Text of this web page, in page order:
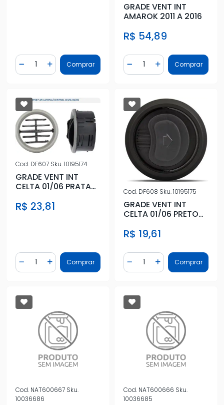
Diminuir Quantidade
Quantidade
Adicionar Quantidade
Comprar
GRADE VENT INT
AMAROK 2011 A 2016
R$ 54,89
Diminuir Quantidade
Quantidade
AdicionarComprar
Cod. DF607 Sku.10195174
GRADE VENT INT
CELTA 01/06 PRATA
R$ 23,81
Diminuir Quantidade
Quantidade
Adicionar Quantidade
Comprar
Cod. DF608 Sku.10195175
GRADE VENT INT
CELTA 01/06 PRETO
R$ 19,61
Diminuir Quantidade
Quantidade
AdicionarComprar
Cod. NAT600667 Sku.
10036686
Cod. NAT600666 Sku.
10036685